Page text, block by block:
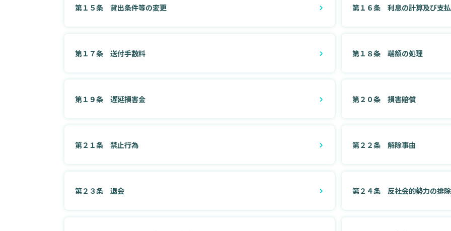
第１５条 貸出条件等の変更 第１６条 利息の計算及び支払
第１７条 送付手数料 第１８条 端額の処理
第１９条 遅延損害金 第２０条 損害賠償
第２１条 禁止行為 第２２条 解除事由
第２３条 退会 第２４条 反社会的勢力の排除